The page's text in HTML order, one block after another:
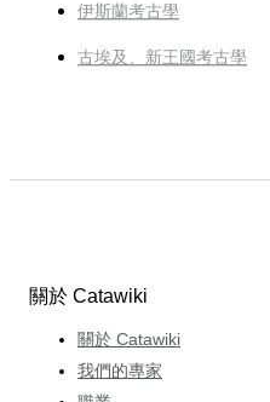
伊斯蘭考古學
古埃及、新王國考古學
關於 Catawiki
關於 Catawiki
我們的專家